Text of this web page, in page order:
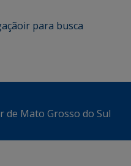
ir para busca
de Mato Grosso do Sul